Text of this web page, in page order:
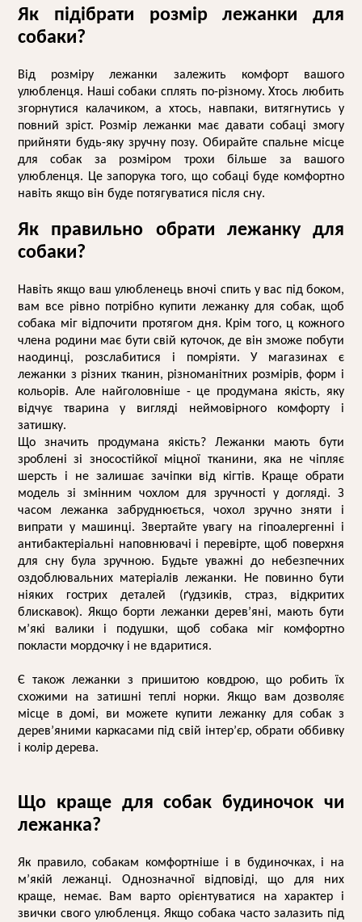
Як підібрати розмір лежанки для
собаки?
Від розміру лежанки залежить комфорт вашого
улюбленця. Наші собаки сплять по-різному. Хтось любить
згорнутися калачиком, а хтось, навпаки, витягнутись у
повний зріст. Розмір лежанки має давати собаці змогу
прийняти будь-яку зручну позу. Обирайте спальне місце
для собак за розміром трохи більше за вашого
улюбленця. Це запорука того, що собаці буде комфортно
навіть якщо він буде потягуватися після сну.
Як правильно обрати лежанку для
собаки?
Навіть якщо ваш улюбленець вночі спить у вас під боком,
вам все рівно потрібно купити лежанку для собак, щоб
собака міг відпочити протягом дня. Крім того, ц кожного
члена родини має бути свій куточок, де він зможе побути
наодинці, розслабитися і помріяти. У магазинах є
лежанки з різних тканин, різноманітних розмірів, форм і
кольорів. Але найголовніше - це продумана якість, яку
відчує тварина у вигляді неймовірного комфорту і
затишку.
Що значить продумана якість? Лежанки мають бути
зроблені зі зносостійкої міцної тканини, яка не чіпляє
шерсть і не залишає зачіпки від кігтів. Краще обрати
модель зі змінним чохлом для зручності у догляді. З
часом лежанка забруднюється, чохол зручно зняти і
випрати у машинці. Звертайте увагу на гіпоалергенні і
антибактеріальні наповнювачі і перевірте, щоб поверхня
для сну була зручною. Будьте уважні до небезпечних
оздоблювальних матеріалів лежанки. Не повинно бути
ніяких гострих деталей (ґудзиків, страз, відкритих
блискавок). Якщо борти лежанки дерев’яні, мають бути
м’які валики і подушки, щоб собака міг комфортно
покласти мордочку і не вдаритися.
Є також лежанки з пришитою ковдрою, що робить їх
схожими на затишні теплі норки. Якщо вам дозволяє
місце в домі, ви можете купити лежанку для собак з
дерев’яними каркасами під свій інтер’єр, обрати оббивку
і колір дерева.
Що краще для собак будиночок чи
лежанка?
Як правило, собакам комфортніше і в будиночках, і на
м’якій лежанці. Однозначної відповіді, що для них
краще, немає. Вам варто орієнтуватися на характер і
звички свого улюбленця. Якщо собака часто залазить під